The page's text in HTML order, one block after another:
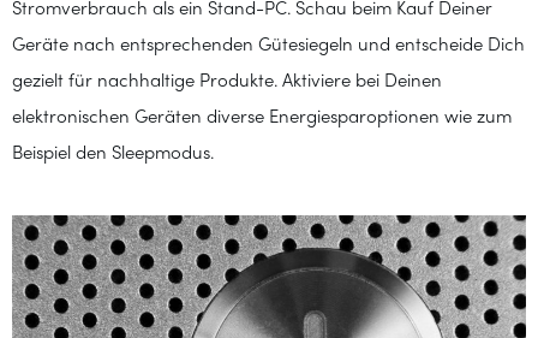
Stromverbrauch als ein Stand-PC. Schau beim Kauf Deiner
Geräte nach entsprechenden Gütesiegeln und entscheide Dich
gezielt für nachhaltige Produkte. Aktiviere bei Deinen
elektronischen Geräten diverse Energiesparoptionen wie zum
Beispiel den Sleepmodus.